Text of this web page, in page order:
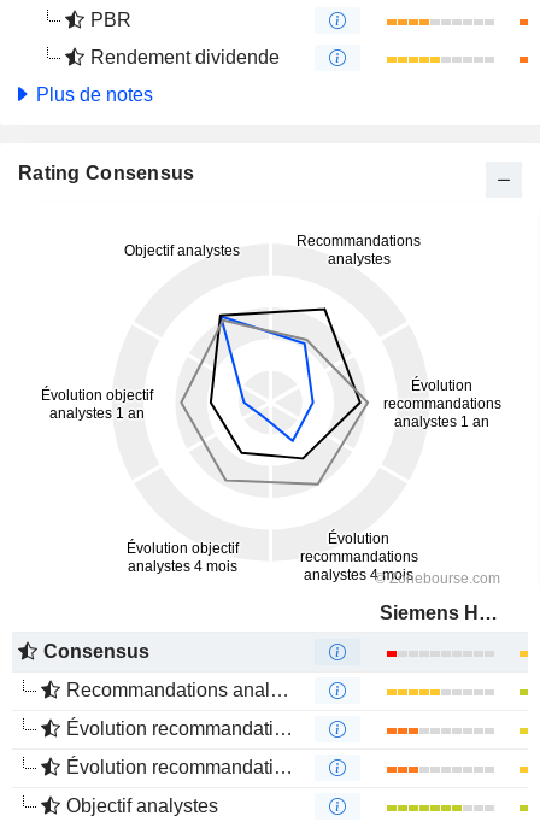
PBR
Rendement dividende
Plus de notes
Rating Consensus
Siemens Healthineers AG
Consensus
Recommandations analystes
Évolution recommandations analystes 1 an
Évolution recommandations analystes 4 mois
Objectif analystes